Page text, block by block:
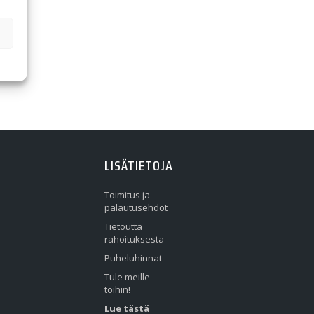
LISÄTIETOJA
Toimitus ja
palautusehdot
Tietoutta
rahoituksesta
Puheluhinnat
Tule meille
töihin!
Lue tästä